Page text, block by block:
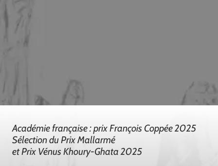
Académie française : prix François Coppée 2025
Sélection du Prix Mallarmé
et Prix Vénus Khoury-Ghata 2025